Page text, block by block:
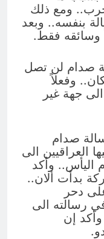
ومع ذلك
بنفسه.. وبعد
وسائقه فقط.
صدام لن تصل
وفعلاً
جهة غير
صدام
العراقيين الى
اليأس.. وأكد
بدأت ألان..
دحر
رسالته الى
إن